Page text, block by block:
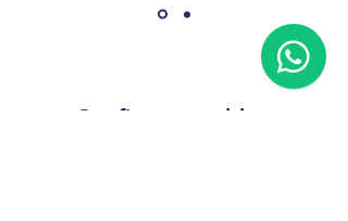
Confira nosso blog